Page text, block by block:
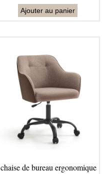
Ajouter au panier
chaise de bureau ergonomique